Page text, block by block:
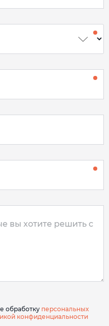
обработку персональных
конфиденциальности